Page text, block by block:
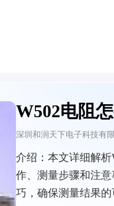
W502电阻
深圳和润天下电子科技有
介绍： 本文详细解
作、测量步骤和注
巧，确保测量结果的